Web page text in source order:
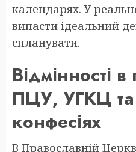
календарях. У
випасти ідеальний
спланувати.
Відмінності
ПЦУ, УГКЦ
конфесіях
В Православній